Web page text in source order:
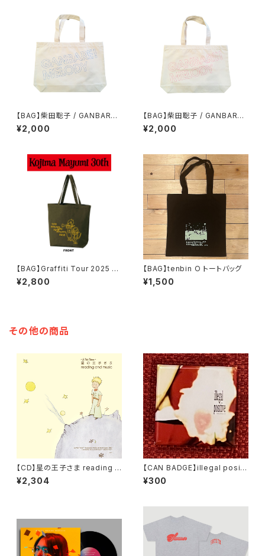
【BAG】柴田聡子 / GANBARE!
MELODY トートバッグ(サックス
プリント)
¥2,000
【BAG】柴田聡子 / GANBARE!
MELODY トートバッグ(マゼン
タプリント)
¥2,000
【BAG】Graffiti Tour 2025 ト
ートバッグ 【Army Green】
¥2,800
【BAG】tenbin O トートバッグ
¥1,500
その他の商品
【CD】星の王子さま reading a
nd music / 音楽：野崎美波
¥2,304
【CAN BADGE】illegal positi
ve ジャケット柄缶バッジ
¥300